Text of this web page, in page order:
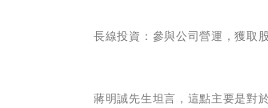
長線投資：參與公司營運，獲取
蔣明誠先生坦言，這點主要是對